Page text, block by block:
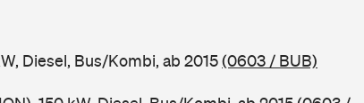
Diesel, Bus/Kombi, ab 2015(0603 / BUB)